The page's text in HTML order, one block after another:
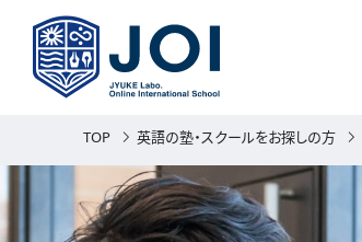
TOP 英語の塾・スクールをお探しの方